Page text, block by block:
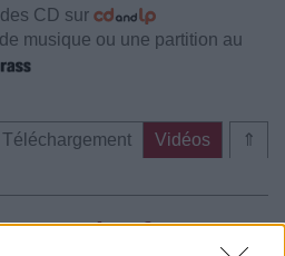
CD sur
musique ou une partition au
⇑
Téléchargement
Vidéos
«March Of War»